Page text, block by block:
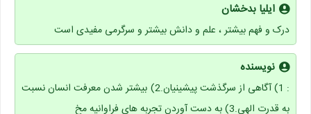
ایلیا بدخشان
درک و فهم بیشتر ، علم و دانش بیشتر و سرگرمی مفیدی است
نویسنده
: 1) آگاهی از سرگذشت پیشینیان.2) بیشتر شدن معرفت انسان نسبت
به قدرت الهی.3) به دست آوردن تجربه های فراوانیه مخ